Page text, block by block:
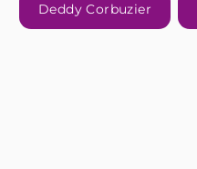
Deddy Corbuzier